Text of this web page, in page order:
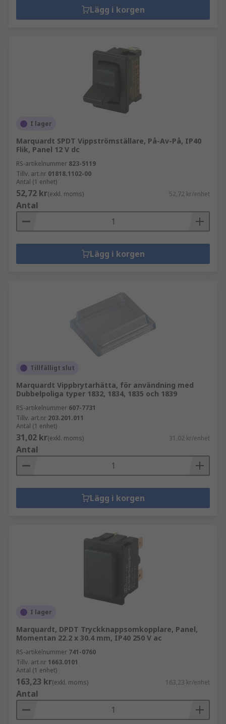
Lägg i korgen
I lager
Marquardt SPDT Vippströmställare, På-Av-På, IP40
Flik, Panel 12 V dc
RS-artikelnummer 823-5119
Tillv. art.nr 01818.1102-00
Antal (1 enhet)
52,72 kr(exkl. moms) 52,72 kr/enhet
Antal
Lägg i korgen
Tillfälligt slut
Marquardt Vippbrytarhätta, för användning med
Dubbelpoliga typer 1832, 1834, 1835 och 1839
RS-artikelnummer 607-7731
Tillv. art.nr 203.201.011
Antal (1 enhet)
31,02 kr(exkl. moms) 31,02 kr/enhet
Antal
Lägg i korgen
I lager
Marquardt, DPDT Tryckknappsomkopplare, Panel,
Momentan 22.2 x 30.4 mm, IP40 250 V ac
RS-artikelnummer 741-0760
Tillv. art.nr 1663.0101
Antal (1 enhet)
163,23 kr(exkl. moms) 163,23 kr/enhet
Antal